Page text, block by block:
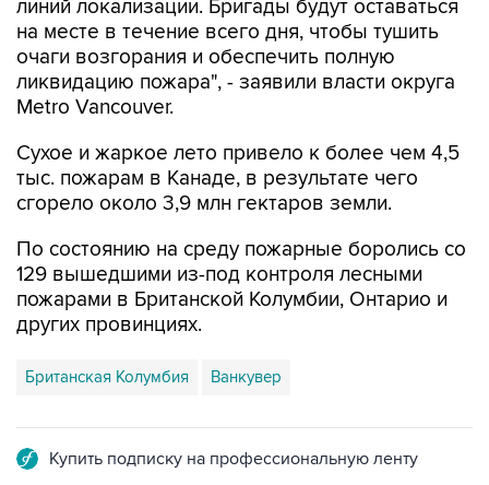
линий локализации. Бригады будут оставаться
на месте в течение всего дня, чтобы тушить
очаги возгорания и обеспечить полную
ликвидацию пожара", - заявили власти округа
Metro Vancouver.
Сухое и жаркое лето привело к более чем 4,5
тыс. пожарам в Канаде, в результате чего
сгорело около 3,9 млн гектаров земли.
По состоянию на среду пожарные боролись со
129 вышедшими из-под контроля лесными
пожарами в Британской Колумбии, Онтарио и
других провинциях.
Британская Колумбия Ванкувер
Купить подписку на профессиональную ленту